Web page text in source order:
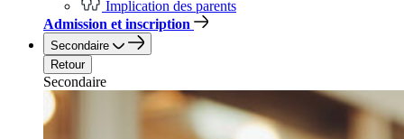
Implication des parents
Admission et inscription
Secondaire
Retour
Secondaire